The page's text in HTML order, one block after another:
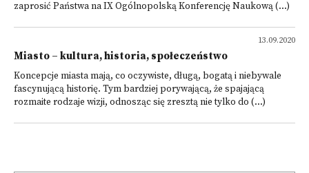
zaprosić Państwa na IX Ogólnopolską Konferencję Naukową (...)
13.09.2020
Miasto – kultura, historia, społeczeństwo
Koncepcje miasta mają, co oczywiste, długą, bogatą i niebywale
fascynującą historię. Tym bardziej porywającą, że spajającą
rozmaite rodzaje wizji, odnosząc się zresztą nie tylko do (...)